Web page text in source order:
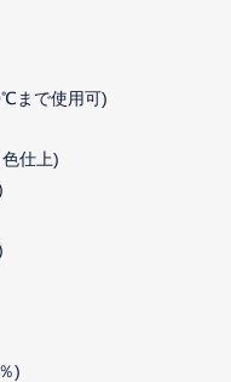
まで使用可)
仕上)
)